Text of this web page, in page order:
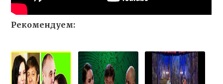
Рекомендуем: